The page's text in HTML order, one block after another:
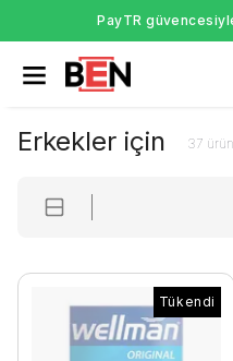
PayTR
Erkekler için 37 ürün
Tükendi